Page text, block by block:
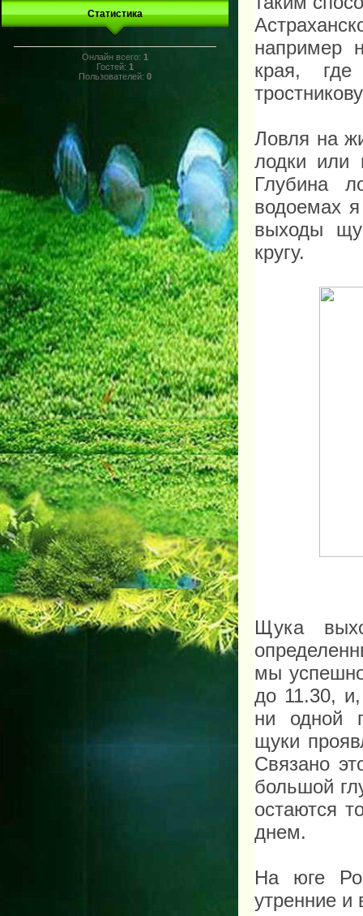
Статистика
Онлайн всего: 1
Гостей: 1
Пользователей: 0
например
края, где
Ловля на
лодки или
Глубина
водоемах
выходы
кругу.
Щука
мы
до 11.30,
ни одной
щуки
Связано
большой
остаются
днем.
На юге
утренние